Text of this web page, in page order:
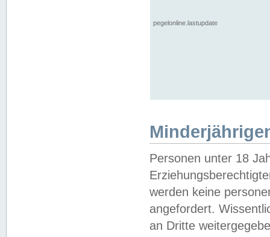
pegelonline.lastupdate
Personen unter 18
werden keine
angefordert.
an Dritte